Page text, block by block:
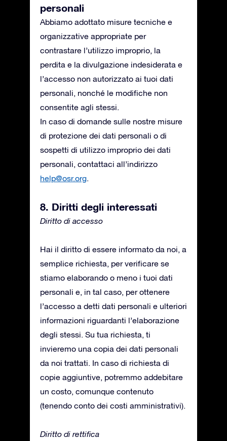
personali
Abbiamo adottato misure tecniche e
organizzative appropriate per
contrastare l’utilizzo improprio, la
perdita e la divulgazione indesiderata e
l’accesso non autorizzato ai tuoi dati
personali, nonché le modifiche non
consentite agli stessi.
In caso di domande sulle nostre misure
di protezione dei dati personali o di
sospetti di utilizzo improprio dei dati
personali, contattaci all’indirizzo
help@osr.org.
8. Diritti degli interessati
Diritto di accesso
Hai il diritto di essere informato da noi, a
semplice richiesta, per verificare se
stiamo elaborando o meno i tuoi dati
personali e, in tal caso, per ottenere
l’accesso a detti dati personali e ulteriori
informazioni riguardanti l’elaborazione
degli stessi. Su tua richiesta, ti
invieremo una copia dei dati personali
da noi trattati. In caso di richiesta di
copie aggiuntive, potremmo addebitare
un costo, comunque contenuto
(tenendo conto dei costi amministrativi).
Diritto di rettifica